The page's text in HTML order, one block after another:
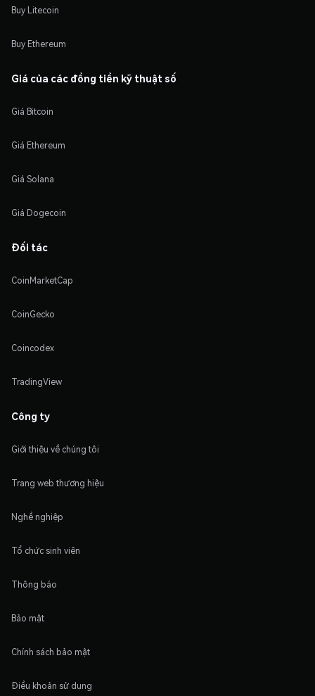
Buy Litecoin
Buy Ethereum
Giá của các đồng tiền kỹ thuật số
Giá Bitcoin
Giá Ethereum
Giá Solana
Giá Dogecoin
Đối tác
CoinMarketCap
CoinGecko
Coincodex
TradingView
Công ty
Giới thiệu về chúng tôi
Trang web thương hiệu
Nghề nghiệp
Tổ chức sinh viên
Thông báo
Bảo mật
Chính sách bảo mật
Điều khoản sử dụng